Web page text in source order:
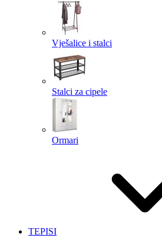
Vješalice i stalci
Stalci za cipele
Ormari
TEPISI